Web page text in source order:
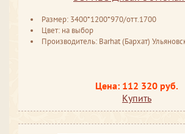
Размер: 3400*1200*970/отт.1700
Цвет: на выбор
Производитель: Barhat (Бархат)
Цена: 112 320 руб.
Купить